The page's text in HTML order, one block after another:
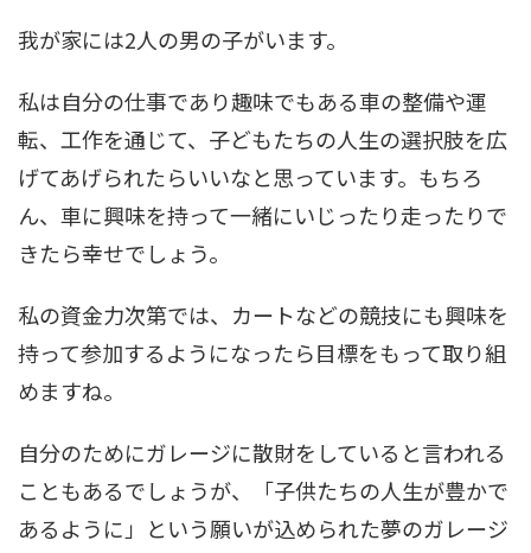
我が家には2人の男の子がいます。
私は自分の仕事であり趣味でもある車の整備や運
転、工作を通じて、子どもたちの人生の選択肢を広
げてあげられたらいいなと思っています。もちろ
ん、車に興味を持って一緒にいじったり走ったりで
きたら幸せでしょう。
私の資金力次第では、カートなどの競技にも興味を
持って参加するようになったら目標をもって取り組
めますね。
自分のためにガレージに散財をしていると言われる
こともあるでしょうが、「子供たちの人生が豊かで
あるように」という願いが込められた夢のガレージ